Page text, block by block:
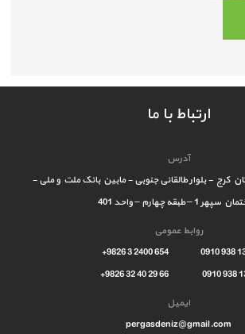
ارتباط با ما
آدرس
کرج - بلوار طالقانی جنوبی - مابین بانک ملت و ملی -
1 – طبقه چهارم – واحد 401
روابط عمومی
1384 938
1385
ایمیل
pergasdeniz@gmail.com